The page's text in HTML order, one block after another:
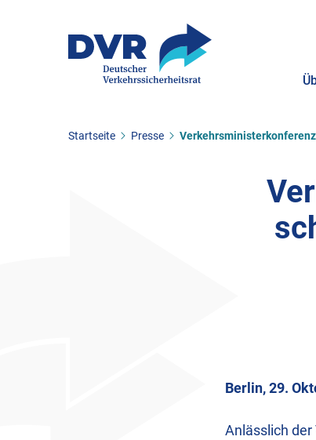
Sie befinden sich hier:
Startseite Presse
Berlin, 29.
Anlässlich